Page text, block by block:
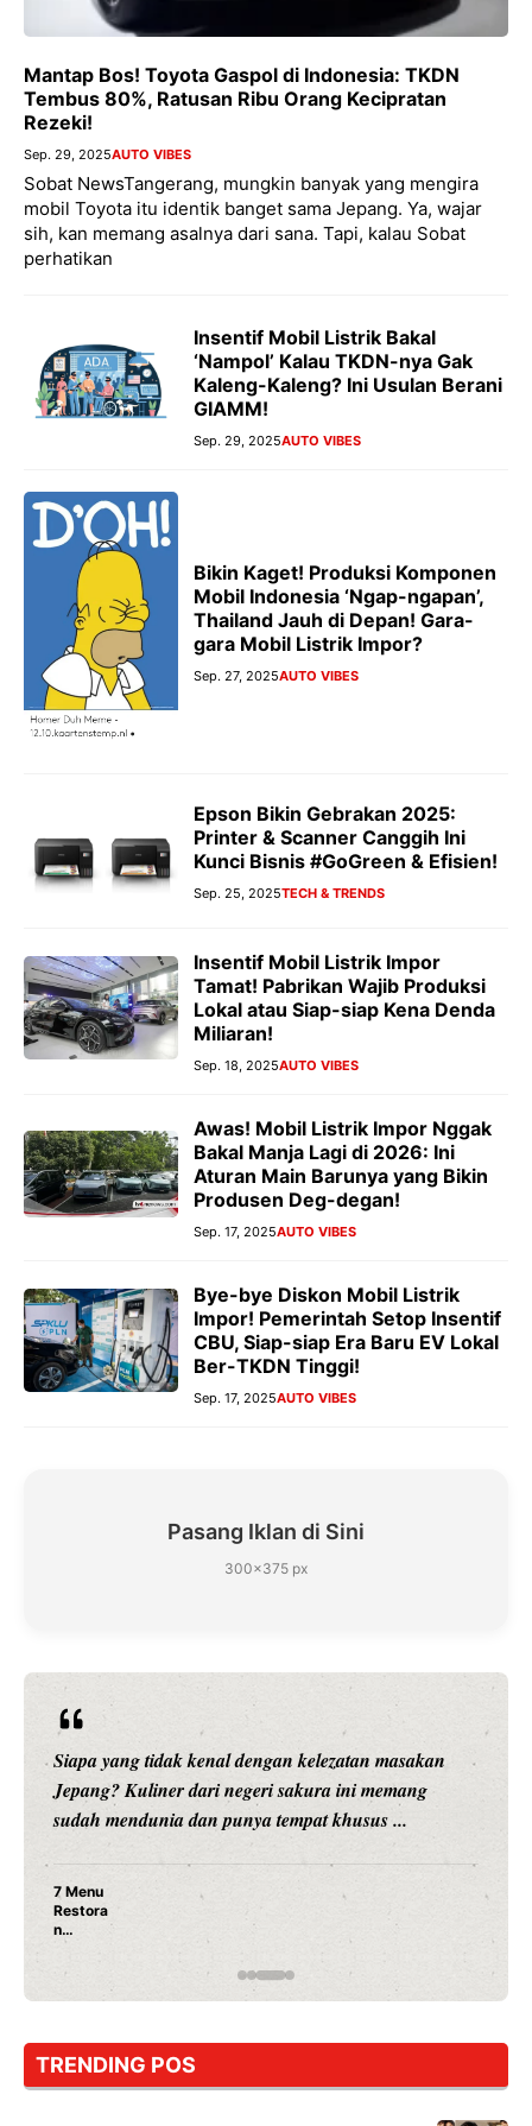
Mantap Bos! Toyota Gaspol di Indonesia: TKDN
Tembus 80%, Ratusan Ribu Orang Kecipratan
Rezeki!
Sep. 29, 2025AUTO VIBES
Sobat NewsTangerang, mungkin banyak yang mengira
mobil Toyota itu identik banget sama Jepang. Ya, wajar
sih, kan memang asalnya dari sana. Tapi, kalau Sobat
perhatikan
Insentif Mobil Listrik Bakal
‘Nampol’ Kalau TKDN-nya Gak
Kaleng-Kaleng? Ini Usulan Berani
GIAMM!
Sep. 29, 2025AUTO VIBES
Bikin Kaget! Produksi Komponen
Mobil Indonesia ‘Ngap-ngapan’,
Thailand Jauh di Depan! Gara-
gara Mobil Listrik Impor?
Sep. 27, 2025AUTO VIBES
Epson Bikin Gebrakan 2025:
Printer & Scanner Canggih Ini
Kunci Bisnis #GoGreen & Efisien!
Sep. 25, 2025TECH & TRENDS
Insentif Mobil Listrik Impor
Tamat! Pabrikan Wajib Produksi
Lokal atau Siap-siap Kena Denda
Miliaran!
Sep. 18, 2025AUTO VIBES
Awas! Mobil Listrik Impor Nggak
Bakal Manja Lagi di 2026: Ini
Aturan Main Barunya yang Bikin
Produsen Deg-degan!
Sep. 17, 2025AUTO VIBES
Bye-bye Diskon Mobil Listrik
Impor! Pemerintah Setop Insentif
CBU, Siap-siap Era Baru EV Lokal
Ber-TKDN Tinggi!
Sep. 17, 2025AUTO VIBES
Pasang Iklan di Sini
300×375 px
Siapa yang tidak kenal dengan kelezatan masakan
Jepang? Kuliner dari negeri sakura ini memang
sudah mendunia dan punya tempat khusus ...
7 Menu
Restora
n
Jepang
yang
Dicoba,
Cuma
Sushi!
TRENDING POS